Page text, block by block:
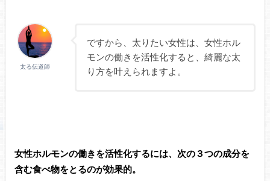
太る伝道師
ですから、太りたい女性は、女性ホル
モンの働きを活性化すると、綺麗な太
り方を叶えられますよ。
女性ホルモンの働きを活性化するには、次の３つの成分を
含む食べ物をとるのが効果的。